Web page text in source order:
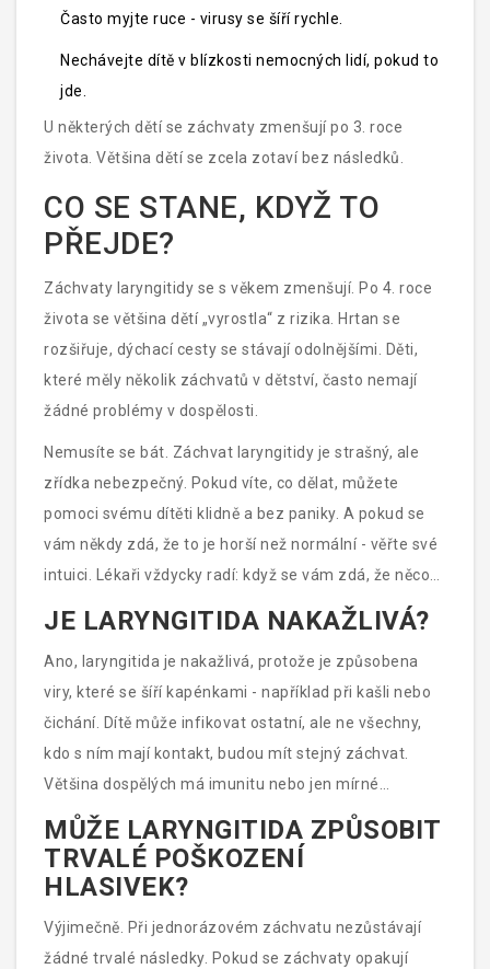
Často myjte ruce - virusy se šíří rychle.
Nechávejte dítě v blízkosti nemocných lidí, pokud to
jde.
U některých dětí se záchvaty zmenšují po 3. roce
života. Většina dětí se zcela zotaví bez následků.
CO SE STANE, KDYŽ TO
PŘEJDE?
Záchvaty laryngitidy se s věkem zmenšují. Po 4. roce
života se většina dětí „vyrostla“ z rizika. Hrtan se
rozšiřuje, dýchací cesty se stávají odolnějšími. Děti,
které měly několik záchvatů v dětství, často nemají
žádné problémy v dospělosti.
Nemusíte se bát. Záchvat laryngitidy je strašný, ale
zřídka nebezpečný. Pokud víte, co dělat, můžete
pomoci svému dítěti klidně a bez paniky. A pokud se
vám někdy zdá, že to je horší než normální - věřte své
intuici. Lékaři vždycky radí: když se vám zdá, že něco
není v pořádku - zavolejte. Je lepší být příliš opatrný,
JE LARYNGITIDA NAKAŽLIVÁ?
Ano, laryngitida je nakažlivá, protože je způsobena
viry, které se šíří kapénkami - například při kašli nebo
čichání. Dítě může infikovat ostatní, ale ne všechny,
kdo s ním mají kontakt, budou mít stejný záchvat.
Většina dospělých má imunitu nebo jen mírné
příznaky.
MŮŽE LARYNGITIDA ZPŮSOBIT
TRVALÉ POŠKOZENÍ
HLASIVEK?
Výjimečně. Při jednorázovém záchvatu nezůstávají
žádné trvalé následky. Pokud se záchvaty opakují